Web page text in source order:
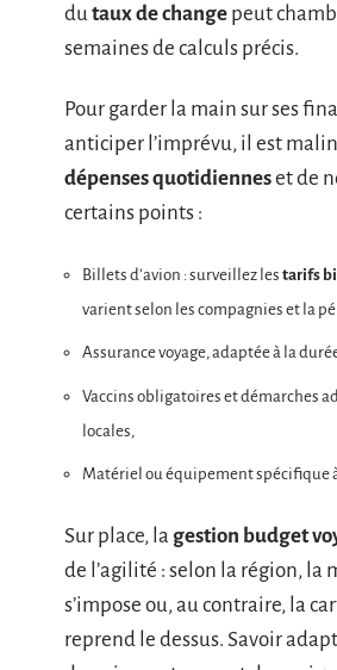
du taux de change peut
semaines de calculs précis.
Pour garder la main sur ses
anticiper l’imprévu, il est malin
dépenses quotidienneset de
certains points :
Billets d’avion : surveillez les tarifs
varient selon les compagnies et la
Assurance voyage, adaptée à la
Vaccins obligatoires et démarches
locales,
Matériel ou équipement spécifique
Sur place, la gestion budget
de l’agilité : selon la région, la
s’impose ou, au contraire, la
reprend le dessus. Savoir